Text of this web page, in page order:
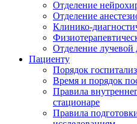
Отделение
Отделение
Клинико-
Отделение лучевой
Пациенту
Порядок
Время и порядок
Правила
стационаре
Правила